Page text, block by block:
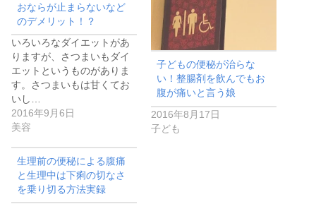
おならが止まらないなど
のデメリット！？
いろいろなダイエットがあ
りますが、さつまいもダイ
エットというものがありま
す。さつまいもは甘くてお
いし…
2016年9月6日
美容
子どもの便秘が治らな
い！整腸剤を飲んでもお
腹が痛いと言う娘
2016年8月17日
子ども
生理前の便秘による腹痛
と生理中は下痢の切なさ
を乗り切る方法実録